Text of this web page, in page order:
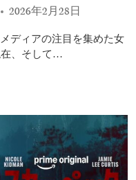
2026年2月28日
ディアの注目を集めた女
在、そして…